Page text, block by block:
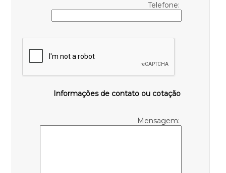
Telefone:
Informações de contato ou cotação
Mensagem: